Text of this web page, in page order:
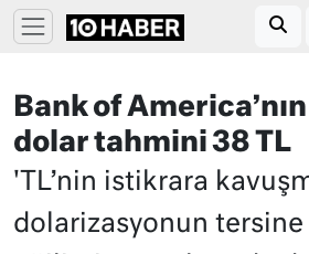
Bank of
dolar tahmini 38 TL
'TL’nin istikrara
dolarizasyonun